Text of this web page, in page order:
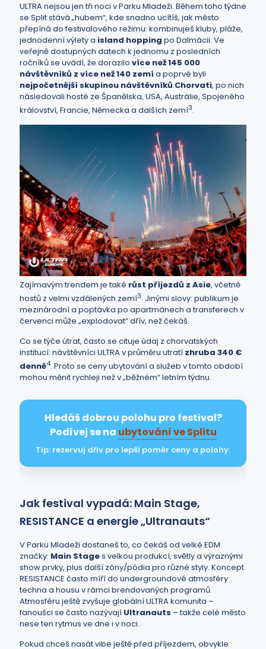
ULTRA nejsou jen tři noci v Parku Mladeži. Během toho týdne
se Split stává „hubem“, kde snadno ucítíš, jak město
přepíná do festivalového režimu: kombinuješ kluby, pláže,
jednodenní výlety a island hopping po Dalmácii. Ve
veřejně dostupných datech k jednomu z posledních
ročníků se uvádí, že dorazilo více než 145 000
návštěvníků z více než 140 zemí a poprvé byli
nejpočetnější skupinou návštěvníků Chorvati, po nich
následovali hosté ze Španělska, USA, Austrálie, Spojeného
království, Francie, Německa a dalších zemí3.
Zajímavým trendem je také růst příjezdů z Asie, včetně
hostů z velmi vzdálených zemí3. Jinými slovy: publikum je
mezinárodní a poptávka po apartmánech a transferech v
červenci může „explodovat“ dřív, než čekáš.
Co se týče útrat, často se cituje údaj z chorvatských
institucí: návštěvníci ULTRA v průměru utratí zhruba 340 €
denně4. Proto se ceny ubytování a služeb v tomto období
mohou měnit rychleji než v „běžném“ letním týdnu.
Hledáš dobrou polohu pro festival?
Podívej se na ubytování ve Splitu
Tip: rezervuj dřív pro lepší poměr ceny a polohy.
Jak festival vypadá: Main Stage,
RESISTANCE a energie „Ultranauts“
V Parku Mladeži dostaneš to, co čekáš od velké EDM
značky: Main Stages velkou produkcí, světly a výraznými
show prvky, plus další zóny/pódia pro různé styly. Koncept
RESISTANCE často míří do undergroundové atmosféry
techna a housu v rámci brendovaných programů.
Atmosféru ještě zvyšuje globální ULTRA komunita –
fanoušci se často nazývají Ultranauts – takže celé město
nese ten rytmus ve dne i v noci.
Pokud chceš nasát vibe ještě před příjezdem, obvykle